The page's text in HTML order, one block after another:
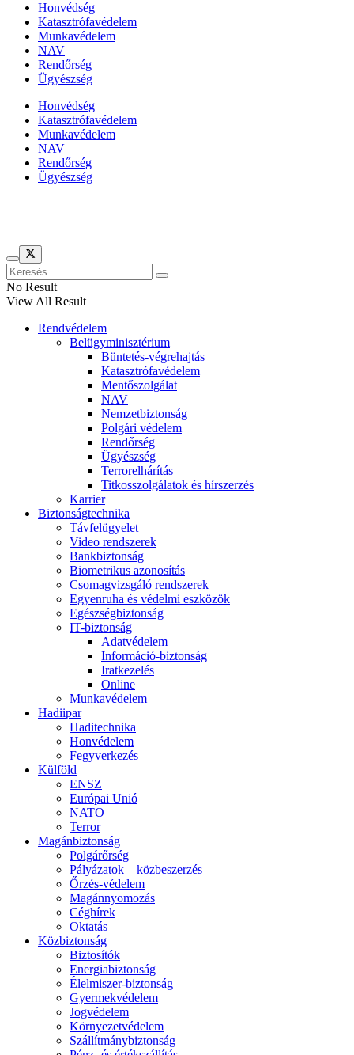
Honvédség
Katasztrófavédelem
Munkavédelem
NAV
Rendőrség
Ügyészség
Honvédség
Katasztrófavédelem
Munkavédelem
NAV
Rendőrség
Ügyészség
No Result
View All Result
Rendvédelem
Belügyminisztérium
Büntetés-végrehajtás
Katasztrófavédelem
Mentőszolgálat
NAV
Nemzetbiztonság
Polgári védelem
Rendőrség
Ügyészség
Terrorelhárítás
Titkosszolgálatok és hírszerzés
Karrier
Biztonságtechnika
Távfelügyelet
Video rendszerek
Bankbiztonság
Biometrikus azonosítás
Csomagvizsgáló rendszerek
Egyenruha és védelmi eszközök
Egészségbiztonság
IT-biztonság
Adatvédelem
Információ-biztonság
Iratkezelés
Online
Munkavédelem
Hadiipar
Haditechnika
Honvédelem
Fegyverkezés
Külföld
ENSZ
Európai Unió
NATO
Terror
Magánbiztonság
Polgárőrség
Pályázatok – közbeszerzés
Őrzés-védelem
Magánnyomozás
Céghírek
Oktatás
Közbiztonság
Biztosítók
Energiabiztonság
Élelmiszer-biztonság
Gyermekvédelem
Jogvédelem
Környezetvédelem
Szállítmánybiztonság